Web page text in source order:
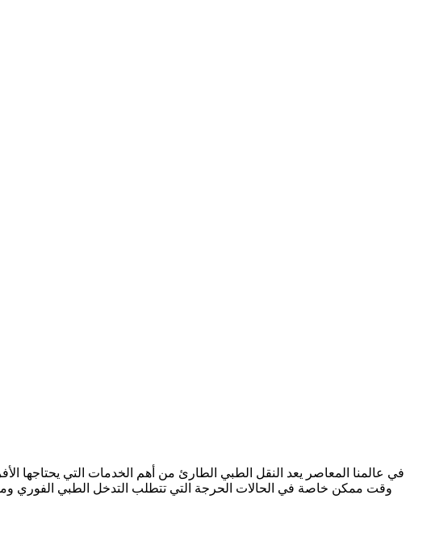
في عالمنا المعاصر يعد النقل الطبي الطارئ من أهم الخدمات التي يحتاجها
وقت ممكن خاصة في الحالات الحرجة التي تتطلب التدخل الطبي الفوري ومن